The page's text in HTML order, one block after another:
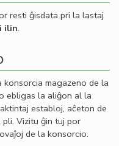
resti ĝisdata pri la lastaj
ilin.
konsorcia magazeno de la
ebligas la aliĝon al la
establoj, aĉeton de
Vizitu ĝin tuj por
de la konsorcio.